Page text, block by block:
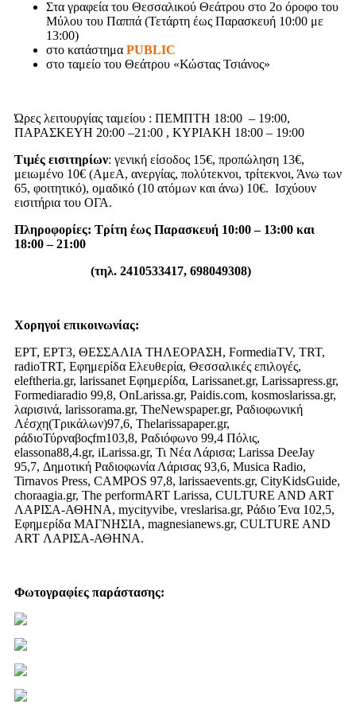
Στα γραφεία του Θεσσαλικού Θεάτρου στο 2ο όροφο του
Μύλου του Παππά (Τετάρτη έως Παρασκευή 10:00 με
13:00)
στο κατάστημα PUBLIC
στο ταμείο του Θεάτρου «Κώστας Τσιάνος»
Ώρες λειτουργίας ταμείου : ΠΕΜΠΤΗ 18:00 – 19:00,
ΠΑΡΑΣΚΕΥΗ 20:00 –21:00 , ΚΥΡΙΑΚΗ 18:00 – 19:00
Τιμές εισιτηρίων: γενική είσοδος 15€, προπώληση 13€,
μειωμένο 10€ (ΑμεΑ, ανεργίας, πολύτεκνοι, τρίτεκνοι, Άνω των
65, φοιτητικό), ομαδικό (10 ατόμων και άνω) 10€. Ισχύουν
εισιτήρια του ΟΓΑ.
Πληροφορίες: Τρίτη έως Παρασκευή 10:00 – 13:00 και
18:00 – 21:00
(τηλ. 2410533417, 698049308)
Χορηγοί επικοινωνίας:
ΕΡΤ, ΕΡΤ3, ΘΕΣΣΑΛΙΑ ΤΗΛΕΟΡΑΣΗ, FormediaTV, TRT,
radioTRT, Εφημερίδα Ελευθερία, Θεσσαλικές επιλογές,
eleftheria.gr, larissanet Εφημερίδα, Larissanet.gr, Larissapress.gr,
Formediaradio 99,8, OnLarissa.gr, Paidis.com, kosmoslarissa.gr,
λαρισινά, larissorama.gr, TheNewspaper.gr, Ραδιοφωνική
Λέσχη(Τρικάλων)97,6, Thelarissapaper.gr,
ράδιοΤύρναβοςfm103,8, Ραδιόφωνο 99,4 Πόλις,
elassona88,4.gr, iLarissa.gr, Τι Νέα Λάρισα; Larissa DeeJay
95,7, Δημοτική Ραδιοφωνία Λάρισας 93,6, Musica Radio,
Tirnavos Press, CAMPOS 97,8, larissaevents.gr, CityKidsGuide,
choraagia.gr, The performART Larissa, CULTURE AND ART
ΛΑΡΙΣΑ-ΑΘΗΝΑ, mycityvibe, vreslarisa.gr, Ράδιο Ένα 102,5,
Εφημερίδα ΜΑΓΝΗΣΙΑ, magnesianews.gr, CULTURE AND
ART ΛΑΡΙΣΑ-ΑΘΗΝΑ.
Φωτογραφίες παράστασης: